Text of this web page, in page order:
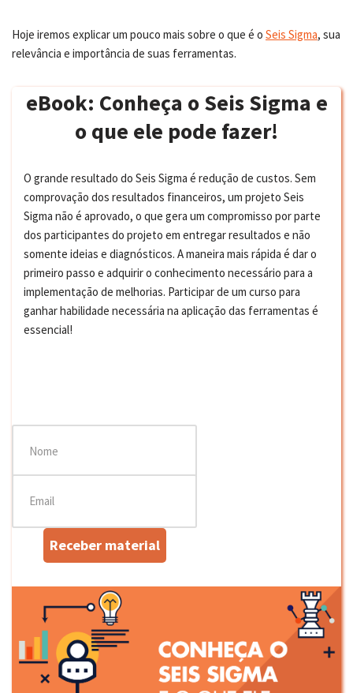
Hoje iremos explicar um pouco mais sobre o que é o Seis Sigma, sua
relevância e importância de suas ferramentas.
eBook: Conheça o Seis Sigma e
o que ele pode fazer!
O grande resultado do Seis Sigma é redução de custos. Sem
comprovação dos resultados financeiros, um projeto Seis
Sigma não é aprovado, o que gera um compromisso por parte
dos participantes do projeto em entregar resultados e não
somente ideias e diagnósticos. A maneira mais rápida é dar o
primeiro passo e adquirir o conhecimento necessário para a
implementação de melhorias. Participar de um curso para
ganhar habilidade necessária na aplicação das ferramentas é
essencial!
Receber material